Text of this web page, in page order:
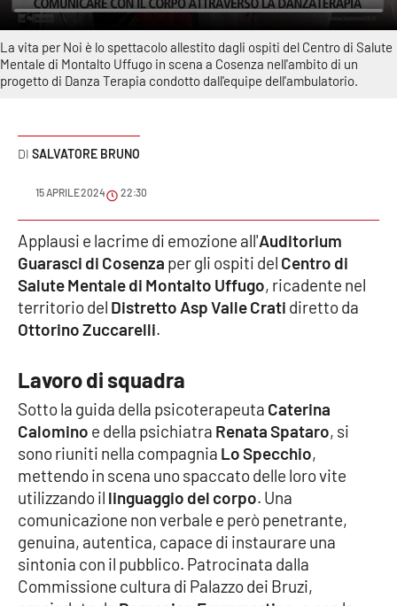
Sanità
Sport
Podcast
Meteo
Editoriali
VIDEO
Cronaca
Cultura
Economia e Lavoro
Politica
Sanità
La vita per Noi è lo spettacolo allestito dagli ospiti del Centro di Salute
Mentale di Montalto Uffugo in scena a Cosenza nell'ambito di un
progetto di Danza Terapia condotto dall'equipe dell'ambulatorio.
SALVATORE BRUNO
15 APRILE 2024 22:30
Applausi e lacrime di emozione all'Auditorium
Guarasci di Cosenza per gli ospiti del Centro di
Salute Mentale di Montalto Uffugo, ricadente nel
territorio del Distretto Asp Valle Crati diretto da
Ottorino Zuccarelli.
Lavoro di squadra
Sotto la guida della psicoterapeuta Caterina
Calomino e della psichiatra Renata Spataro, si
sono riuniti nella compagnia Lo Specchio,
mettendo in scena uno spaccato delle loro vite
utilizzando il linguaggio del corpo. Una
comunicazione non verbale e però penetrante,
genuina, autentica, capace di instaurare una
sintonia con il pubblico. Patrocinata dalla
Commissione cultura di Palazzo dei Bruzi,